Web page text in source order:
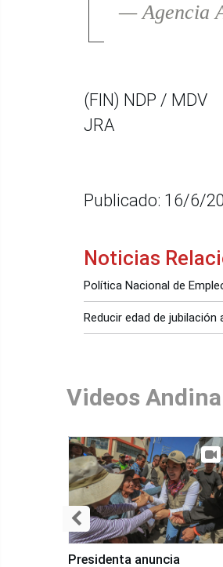
— Agencia
(FIN) NDP / MDV
JRA
Publicado: 16/6/
Noticias
Política Nacional de
Reducir edad de
Videos Andina
Presidenta anuncia